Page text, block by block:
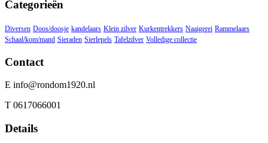
Categorieën
Diversen Doos/doosje kandelaars Klein zilver Kurkentrekkers Naaigerei Rammelaars
Schaal/kom/mand Sieraden Sierlepels Tafelzilver Volledige collectie
Contact
E info@rondom1920.nl
T 0617066001
Details